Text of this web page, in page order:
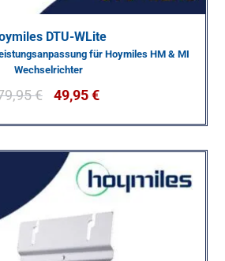
DTU-WLite
für Hoymiles HM & MI
Wechselrichter
€ 49,95€